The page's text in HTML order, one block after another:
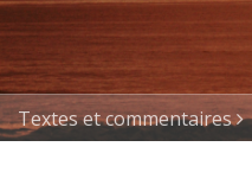
Textes et commentaires